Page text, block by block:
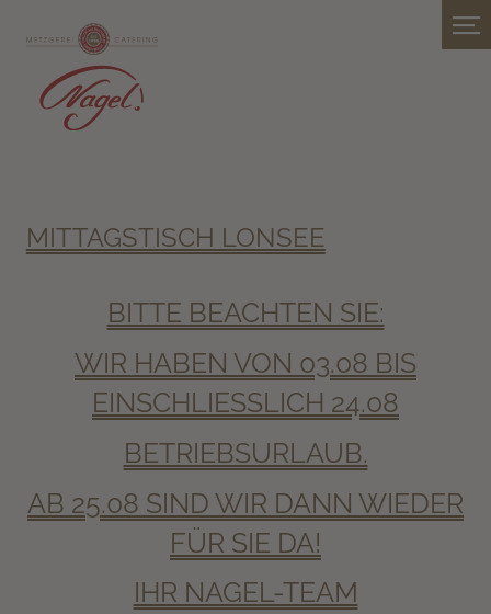
MITTAGSTISCH LONSEE
BITTE BEACHTEN SIE:
WIR HABEN VON 03.08 BIS
EINSCHLIESSLICH 24.08
BETRIEBSURLAUB.
AB 25.08 SIND WIR DANN WIEDER
FÜR SIE DA!
IHR NAGEL-TEAM